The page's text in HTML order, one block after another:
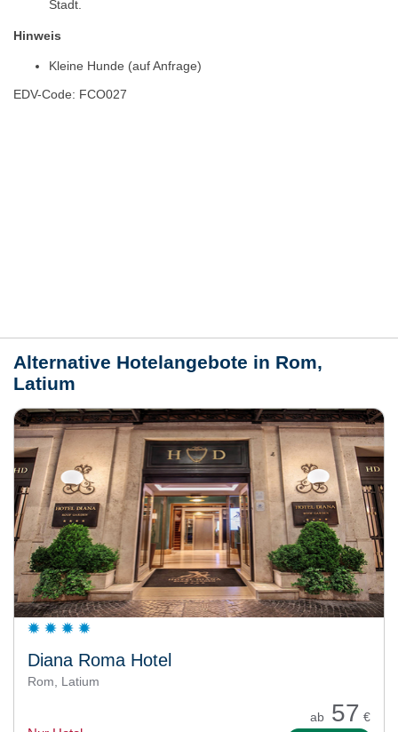
Stadt.
Hinweis
Kleine Hunde (auf Anfrage)
EDV-Code: FCO027
Alternative Hotelangebote in Rom,
Latium
Diana Roma Hotel
Rom, Latium
ab 57 €